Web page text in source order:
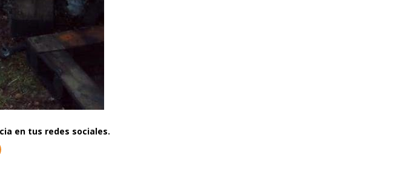
en tus redes sociales.